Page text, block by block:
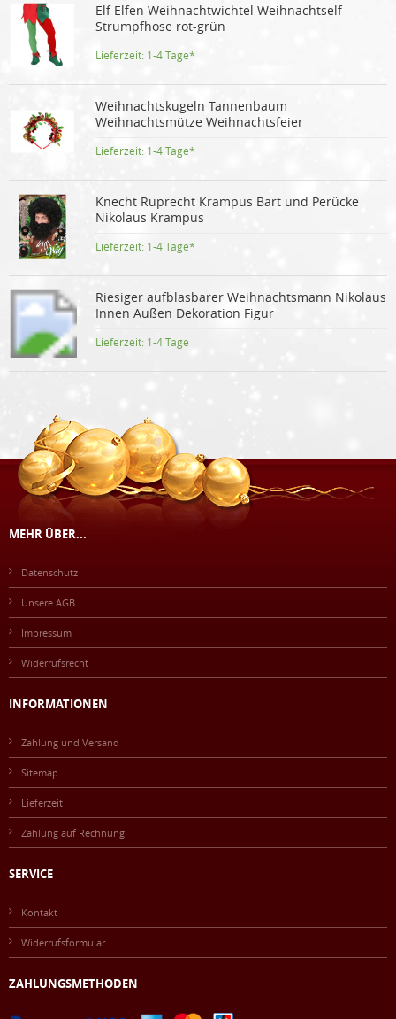
Elf Elfen Weihnachtwichtel Weihnachtself
Strumpfhose rot-grün
Lieferzeit: 1-4 Tage*
Weihnachtskugeln Tannenbaum
Weihnachtsmütze Weihnachtsfeier
Lieferzeit: 1-4 Tage*
Knecht Ruprecht Krampus Bart und Perücke
Nikolaus Krampus
Lieferzeit: 1-4 Tage*
Riesiger aufblasbarer Weihnachtsmann Nikolaus
Innen Außen Dekoration Figur
Lieferzeit: 1-4 Tage
MEHR ÜBER...
Datenschutz
Unsere AGB
Impressum
Widerrufsrecht
INFORMATIONEN
Zahlung und Versand
Sitemap
Lieferzeit
Zahlung auf Rechnung
SERVICE
Kontakt
Widerrufsformular
ZAHLUNGSMETHODEN